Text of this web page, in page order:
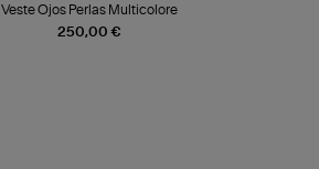
250,00 €
Veste Ojos Perlas Multicolore